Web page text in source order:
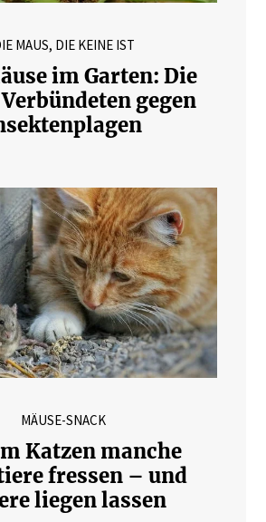
MAUS, DIE KEINE IST
im Garten: Die
gegen
MÄUSE-SNACK
Katzen manche
fressen – und
liegen lassen